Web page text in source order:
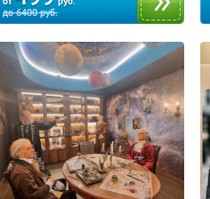
до6400руб.